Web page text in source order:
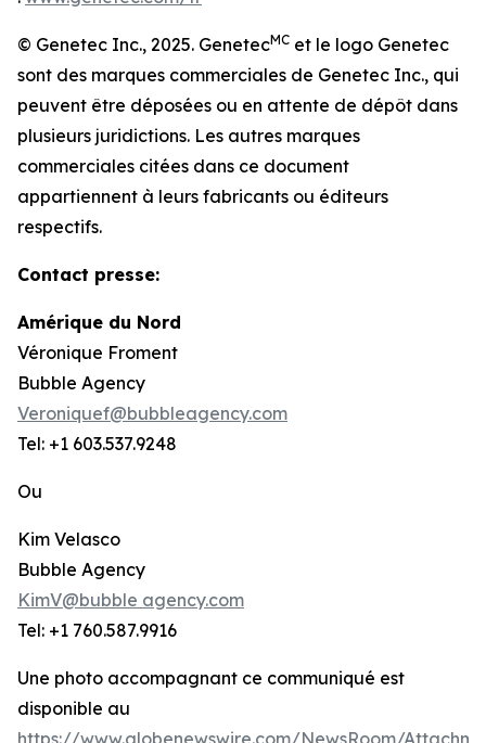
© Genetec Inc., 2025. GenetecMC et le logo Genetec
sont des marques commerciales de Genetec Inc., qui
peuvent être déposées ou en attente de dépôt dans
plusieurs juridictions. Les autres marques
commerciales citées dans ce document
appartiennent à leurs fabricants ou éditeurs
respectifs.
Contact presse:
Amérique du Nord
Véronique Froment
Bubble Agency
Veroniquef@bubbleagency.com
Tel: +1 603.537.9248
Ou
Kim Velasco
Bubble Agency
KimV@bubble agency.com
Tel: +1 760.587.9916
Une photo accompagnant ce communiqué est
disponible au
https://www.globenewswire.com/NewsRoom/